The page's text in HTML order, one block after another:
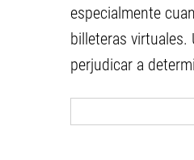
especialmente
billeteras
perjudicar a